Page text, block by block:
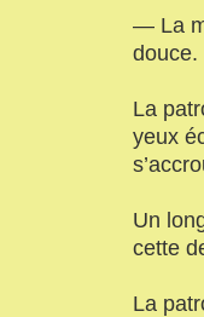
— La
douce.
La
yeux
Un
cette
La